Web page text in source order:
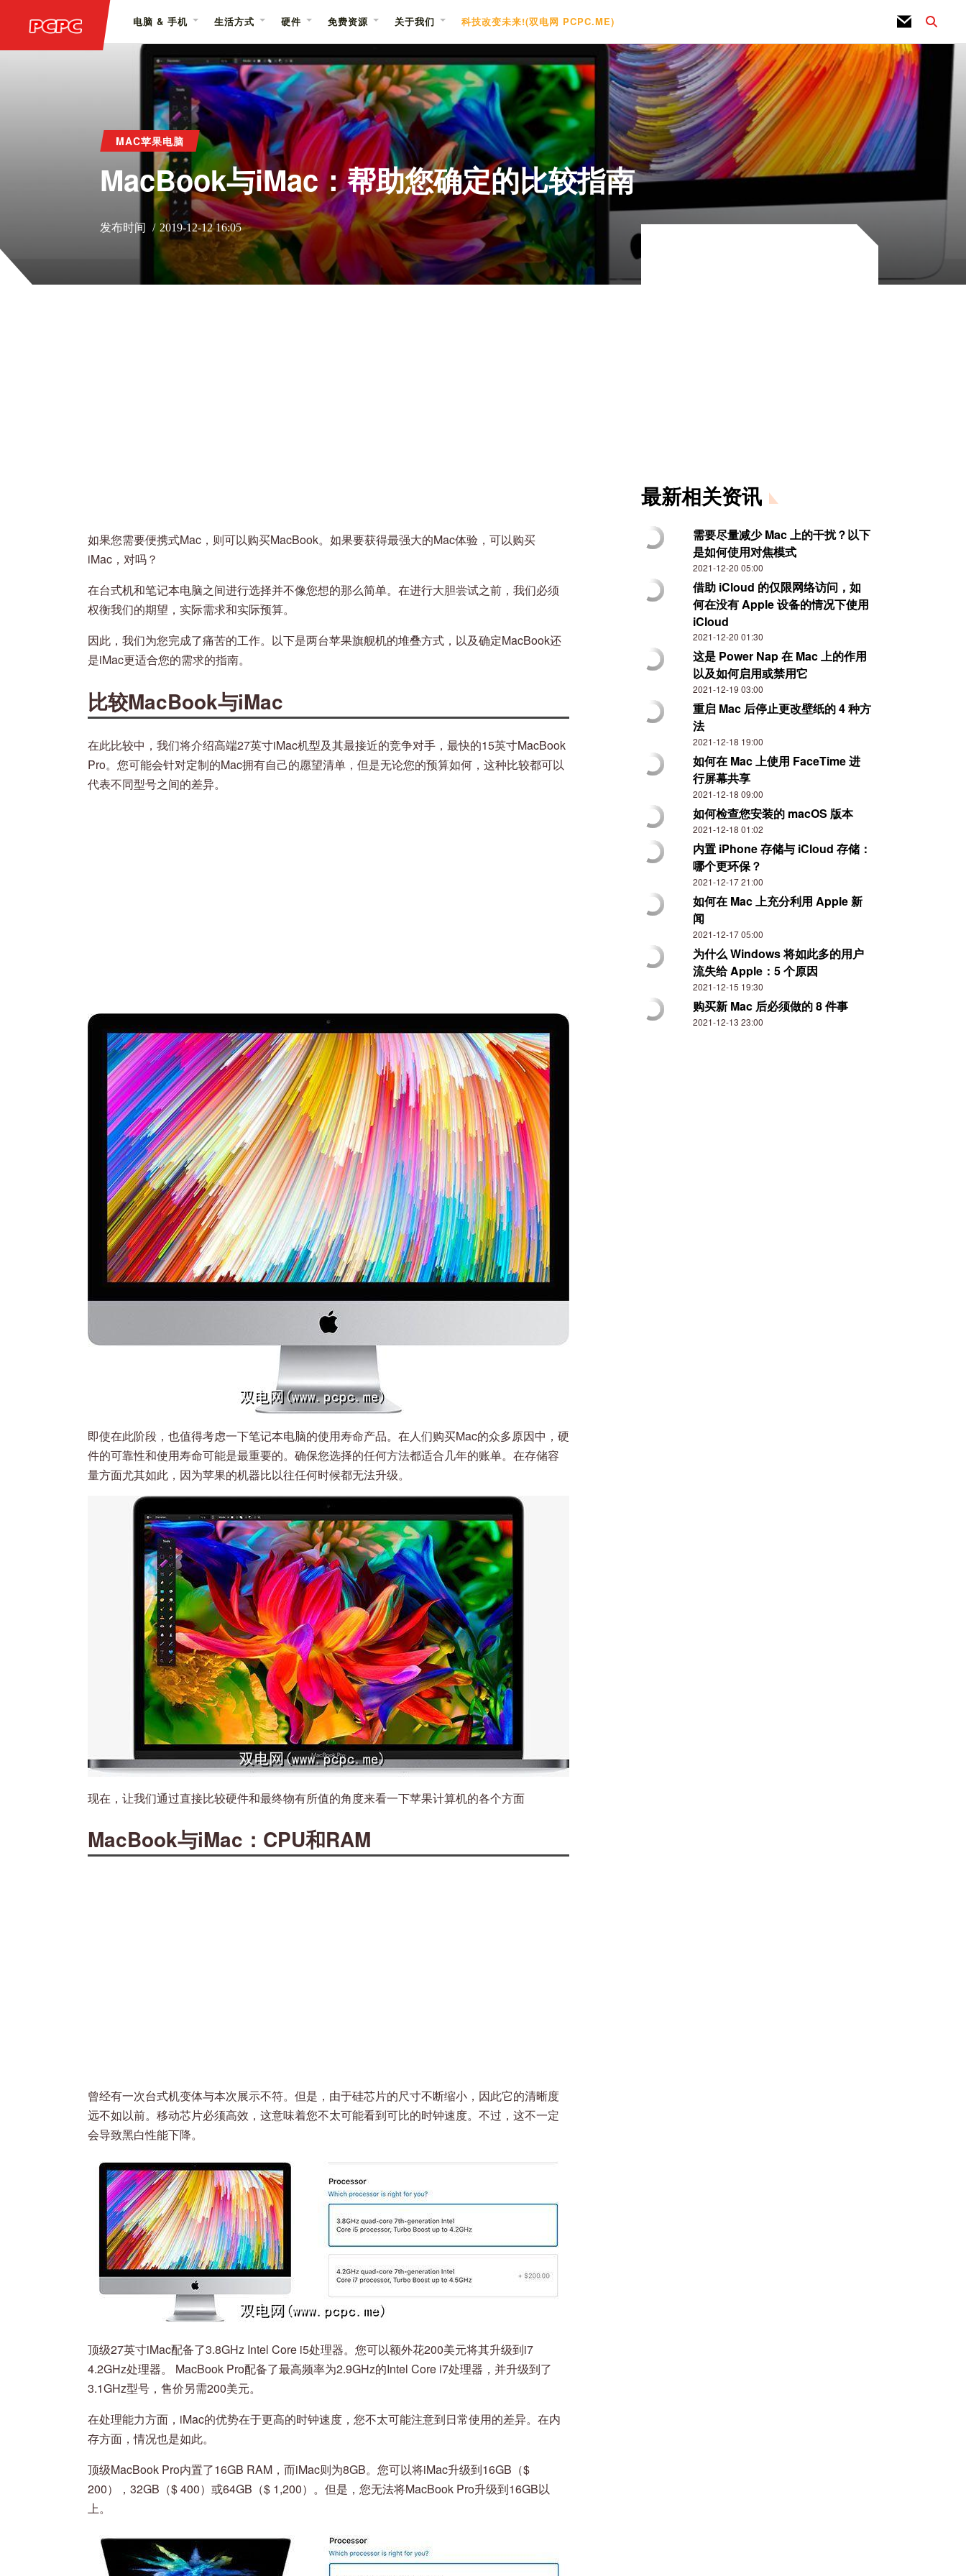
电脑 & 手机 生活方式 硬件 免费资源 关于我们 科技改变未来!(双电网 PCPC.ME)
MAC苹果电脑
MacBook与iMac：帮助您确定的比较指南
发布时间 2019-12-12 16:05
如果您需要便携式Mac，则可以购买MacBook。如果要获得最强大的Mac体验，可以购买
iMac，对吗？
在台式机和笔记本电脑之间进行选择并不像您想的那么简单。在进行大胆尝试之前，我们必须
权衡我们的期望，实际需求和实际预算。
因此，我们为您完成了痛苦的工作。以下是两台苹果旗舰机的堆叠方式，以及确定MacBook还
是iMac更适合您的需求的指南。
比较MacBook与iMac
在此比较中，我们将介绍高端27英寸iMac机型及其最接近的竞争对手，最快的15英寸MacBook
Pro。您可能会针对定制的Mac拥有自己的愿望清单，但是无论您的预算如何，这种比较都可以
代表不同型号之间的差异。
即使在此阶段，也值得考虑一下笔记本电脑的使用寿命产品。在人们购买Mac的众多原因中，硬
件的可靠性和使用寿命可能是最重要的。确保您选择的任何方法都适合几年的账单。在存储容
量方面尤其如此，因为苹果的机器比以往任何时候都无法升级。
现在，让我们通过直接比较硬件和最终物有所值的角度来看一下苹果计算机的各个方面
MacBook与iMac：CPU和RAM
曾经有一次台式机变体与本次展示不符。但是，由于硅芯片的尺寸不断缩小，因此它的清晰度
远不如以前。移动芯片必须高效，这意味着您不太可能看到可比的时钟速度。不过，这不一定
会导致黑白性能下降。
顶级27英寸iMac配备了3.8GHz Intel Core i5处理器。您可以额外花200美元将其升级到i7
4.2GHz处理器。 MacBook Pro配备了最高频率为2.9GHz的Intel Core i7处理器，并升级到了
3.1GHz型号，售价另需200美元。
在处理能力方面，iMac的优势在于更高的时钟速度，您不太可能注意到日常使用的差异。在内
存方面，情况也是如此。
顶级MacBook Pro内置了16GB RAM，而iMac则为8GB。您可以将iMac升级到16GB（$
200），32GB（$ 400）或64GB（$ 1,200）。但是，您无法将MacBook Pro升级到16GB以
上。
最新相关资讯
需要尽量减少 Mac 上的干扰？以下
是如何使用对焦模式
2021-12-20 05:00
借助 iCloud 的仅限网络访问，如
何在没有 Apple 设备的情况下使用
iCloud
2021-12-20 01:30
这是 Power Nap 在 Mac 上的作用
以及如何启用或禁用它
2021-12-19 03:00
重启 Mac 后停止更改壁纸的 4 种方
法
2021-12-18 19:00
如何在 Mac 上使用 FaceTime 进
行屏幕共享
2021-12-18 09:00
如何检查您安装的 macOS 版本
2021-12-18 01:02
内置 iPhone 存储与 iCloud 存储：
哪个更环保？
2021-12-17 21:00
如何在 Mac 上充分利用 Apple 新
闻
2021-12-17 05:00
为什么 Windows 将如此多的用户
流失给 Apple：5 个原因
2021-12-15 19:30
购买新 Mac 后必须做的 8 件事
2021-12-13 23:00